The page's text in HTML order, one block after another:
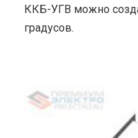
ККБ-УГВ можно
градусов.